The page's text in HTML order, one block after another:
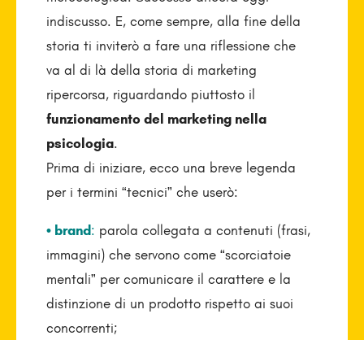
indiscusso. E, come sempre, alla fine della
storia ti inviterò a fare una riflessione che
va al di là della storia di marketing
ripercorsa, riguardando piuttosto il
funzionamento del marketing nella
psicologia.
Prima di iniziare, ecco una breve legenda
per i termini “tecnici” che userò:
• brand: parola collegata a contenuti (frasi,
immagini) che servono come “scorciatoie
mentali” per comunicare il carattere e la
distinzione di un prodotto rispetto ai suoi
concorrenti;